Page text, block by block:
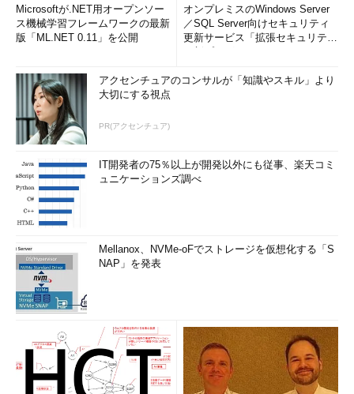
IPア
ドレ
ス
192.168.1.11/255.255.255.0（任意）
トウ
ェイ
ーネットへアクセスできるようにしておくこと
DNS
サー
バ
DNSサーバもインストールする（ルート・ヒントは削除しないこと）。
これにより自力で名前解決できるようになる。ネットワーク・インター
フェイス・カードのDNS欄には192.168.1.11か127.0.0.1をセットし、自
分自身を指すようにしておく
Exchange Server 2007 SP1を導入するためのActive Directoryの準備
Exchange Server 2007 SP1をインストールする前に、まずActive Directoryと
DNSサーバをインストールしておく。
Active Directoryの導入方法は先のTIPSなどを参照していただ
きたいが、簡単にまとめておくと、OSをクリーン・インストー
ル後、コンピュータ名とドメイン、IPアドレスなどを設定してか
ーバも途中でインストールすること）。
Active Directoryの機能レベルの設定
Microsoftが.NET用オープンソー
ス機械学習フレームワークの最新
版「ML.NET 0.11」を公開
オンプレミスのWindows Server
／SQL Server向けセキュリティ
更新サービス「拡張セキュリティ
アクセンチュアのコンサルが「知識やスキル」より
大切にする視点
PR(アクセンチュア)
IT開発者の75％以上が開発以外にも従事、楽天コミ
ュニケーションズ調べ
Mellanox、NVMe-oFでストレージを仮想化する「S
NAP」を発表